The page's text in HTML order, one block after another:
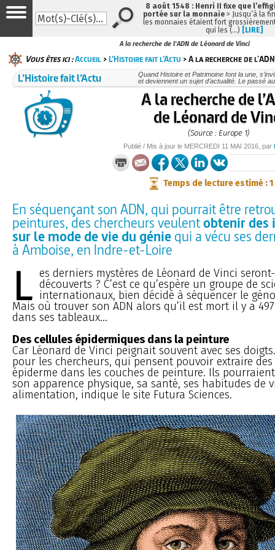
A la recherche de l'ADN de Léonard de Vinci
Vous êtes ici :Accueil >L’Histoire fait l’Actu > A la recherche de
L’Histoire fait l’Actu
Quand Histoire et Patrimoine font la une,
et deviennent un sujet d’actualité. Le passé
A la recherche de
de Léonard de
(Source : Europe 1)
Publié / Mis à jour le MERCREDI 11 MAI 2016 , par
Temps de lecture estimé : 1
En séquençant son ADN, qui pourrait être
peintures, des chercheurs veulentobtenir des
sur le mode de vie du géniequi a vécu ses
à Amboise, en Indre-et-Loire
L es derniers mystères de Léonard de Vinci
découverts ? C’est ce qu’espère un groupe de
internationaux, bien décidé à séquencer le
Mais où trouver son ADN alors qu’il est mort il y a
dans ses tableaux...
Des cellules épidermiques dans la peinture
Car Léonard de Vinci peignait souvent avec ses
pour les chercheurs, qui pensent pouvoir extraire
épiderme dans les couches de peinture. Ils
son apparence physique, sa santé, ses habitudes de
alimentation, indique le site Futura Sciences.
8 août 1548 : Henri II fixe que
portée sur la monnaie> Jusqu’à la
les monnaies étaient fort
qui les (…) [LIRE]